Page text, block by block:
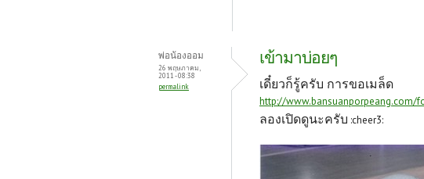
พ่อน้องออม
26 พฤษภาคม,
2011 - 08:38
permalink
เข้ามาบ่อยๆ
เดี๋ยวก็รู้ครับ การขอเมล็ด
http://www.bansuanporpeang.com/
ลองเปิดดูนะครับ :cheer3: